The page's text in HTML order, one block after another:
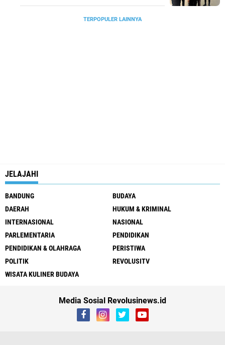
TERPOPULER LAINNYA
JELAJAHI
BANDUNG
BUDAYA
DAERAH
HUKUM & KRIMINAL
INTERNASIONAL
NASIONAL
PARLEMENTARIA
PENDIDIKAN
PENDIDIKAN & OLAHRAGA
PERISTIWA
POLITIK
REVOLUSITV
WISATA KULINER BUDAYA
Media Sosial Revolusinews.id